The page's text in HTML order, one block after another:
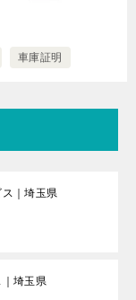
車庫証明
｜埼玉県
埼玉県